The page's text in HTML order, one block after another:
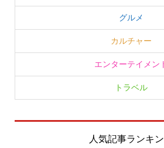
グルメ
カルチャー
エンターテイメン
トラベル
人気記事ランキ